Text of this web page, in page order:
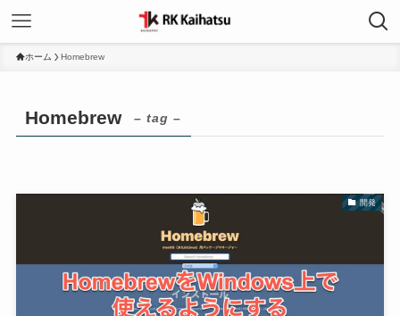
ホーム Homebrew
Homebrew – tag –
開発